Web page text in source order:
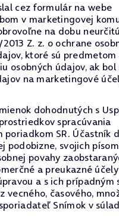
cez formulár na webe
v marketingovej
na dobu
Z. z. o ochrane
ktoré sú predmetom
osobných údajov, ak
na marketingové
dohodnutých s
spracúvania
SR. Účastník
podobizne, svojich
povahy
a preukazné
a s ich prípadným
časového,
Snímok v